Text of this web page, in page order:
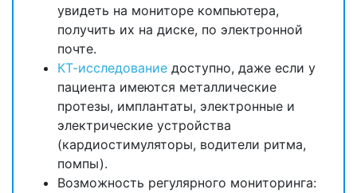
увидеть на мониторе компьютера,
получить их на диске, по электронной
почте.
КТ-исследование доступно, даже если у
пациента имеются металлические
протезы, имплантаты, электронные и
электрические устройства
(кардиостимуляторы, водители ритма,
помпы).
Возможность регулярного мониторинга: